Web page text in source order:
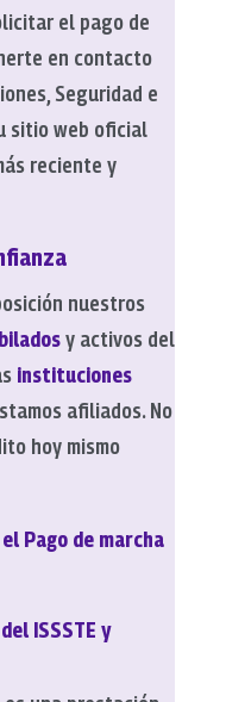
el pago de
en contacto
Seguridad e
sitio web oficial
reciente y
nuestros
y activos del
instituciones
afiliados. No
hoy mismo
Pago de marcha
ISSSTE y